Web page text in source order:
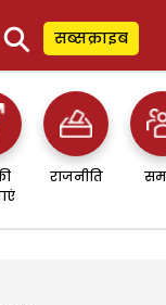
⚲ सब्सक्राइब
राजनीति